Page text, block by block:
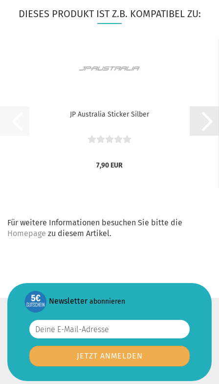
DIESES PRODUKT IST Z.B. KOMPATIBEL ZU:
JP Australia Sticker Silber
7,90 EUR
Für weitere Informationen besuchen Sie bitte die
Homepage zu diesem Artikel.
Newsletter abonnieren